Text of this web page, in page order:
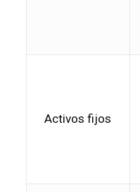
Activos fijos